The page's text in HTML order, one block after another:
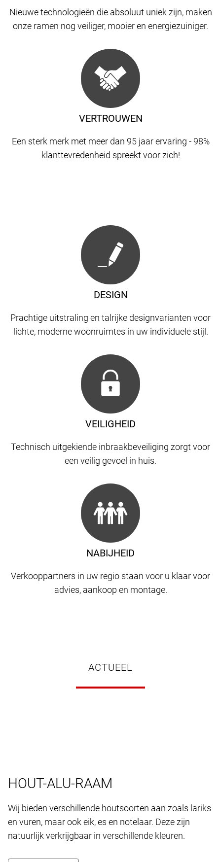
VERTROUWEN
Een sterk merk met meer dan 95 jaar ervaring - 98%
klanttevredenheid spreekt voor zich!
Nieuwe technologieën die absoluut uniek zijn, maken
onze ramen nog veiliger, mooier en energiezuiniger.
DESIGN
Prachtige uitstraling en talrijke designvarianten voor
lichte, moderne woonruimtes in uw individuele stijl.
NABIJHEID
Verkooppartners in uw regio staan ​​voor u klaar voor
advies, aankoop en montage.
VEILIGHEID
Technisch uitgekiende inbraakbeveiliging zorgt voor
een veilig gevoel in huis.
ACTUEEL
HOUT-ALU-RAAM
Wij bieden verschillende houtsoorten aan zoals lariks
en vuren, maar ook eik, es en notelaar. Deze zijn
natuurlijk verkrijgbaar in verschillende kleuren.